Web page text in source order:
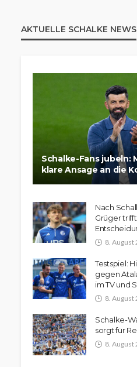
AKTUELLE SCHALKE NEWS
Schalke-Fans jubeln:
klare Ansage an die
Nach
Grüger
8. August
Testspiel:
gegen
im TV und
8. August
Schalke-
sorgt für
8. August